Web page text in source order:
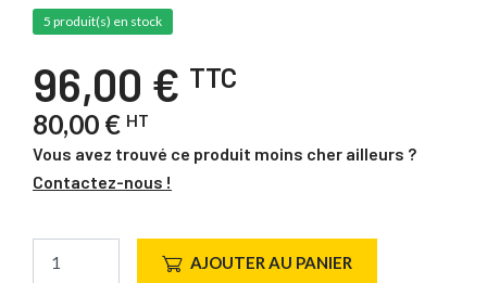
5 produit(s) en stock
96,00 € TTC
80,00 € HT
Vous avez trouvé ce produit moins cher ailleurs ?
Contactez-nous !
AJOUTER AU PANIER